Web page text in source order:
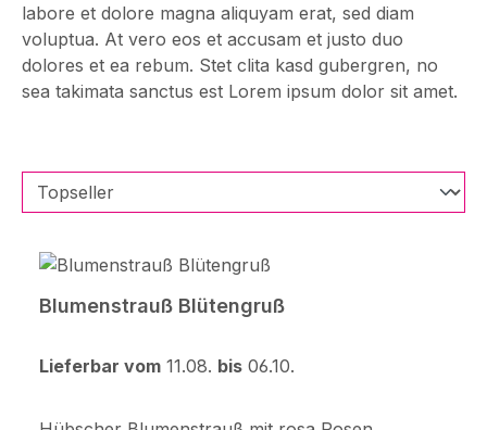
labore et dolore magna aliquyam erat, sed diam
voluptua. At vero eos et accusam et justo duo
dolores et ea rebum. Stet clita kasd gubergren, no
sea takimata sanctus est Lorem ipsum dolor sit amet.
Blumenstrauß Blütengruß
Lieferbar vom 11.08. bis 06.10.